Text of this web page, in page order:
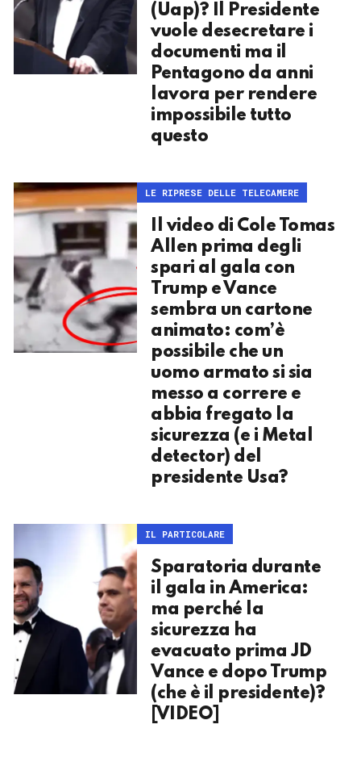
(Uap)? Il Presidente
vuole desecretare i
documenti ma il
Pentagono da anni
lavora per rendere
impossibile tutto
questo
LE RIPRESE DELLE TELECAMERE
Il video di Cole Tomas
Allen prima degli
spari al gala con
Trump e Vance
sembra un cartone
animato: com’è
possibile che un
uomo armato si sia
messo a correre e
abbia fregato la
sicurezza (e i Metal
detector) del
presidente Usa?
IL PARTICOLARE
Sparatoria durante
il gala in America:
ma perché la
sicurezza ha
evacuato prima JD
Vance e dopo Trump
(che è il presidente)?
[VIDEO]